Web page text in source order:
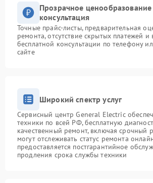
Прозрачное ценообразование
консультация
Точные прайс-листы, предварительная
ремонта, отсутствие скрытых платежей и
бесплатной консультации по телефону
сайте
Широкий спектр услуг
Сервисный центр General Electric
техники по всей РФ, бесплатную
качественный ремонт, включая срочный
могут отслеживать статус ремонта
предоставляется постгарантийное
продления срока службы техники